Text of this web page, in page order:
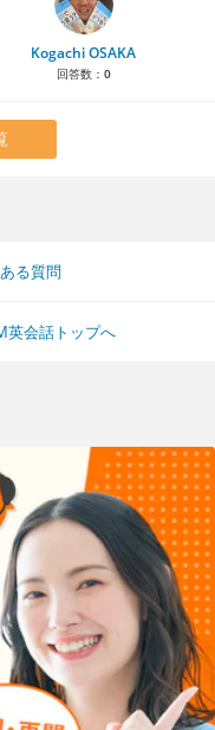
Kogachi OSAKA
回答数： 0
る質問
英会話トップへ